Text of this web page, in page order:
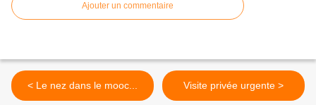
Ajouter un commentaire
< Le nez dans le mooc... Visite privée urgente >